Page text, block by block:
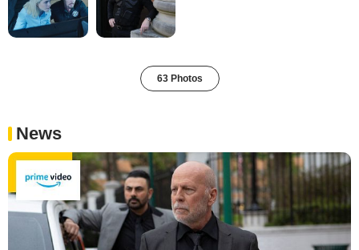
63 Photos
News